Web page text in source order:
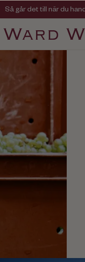
Viner med kvalitet,
Så går det till när du